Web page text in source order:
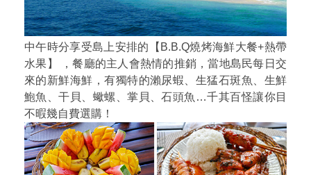
中午時分享受島上安排的【B.B.Q燒烤海鮮大餐+熱帶
水果】 ，餐廳的主人會熱情的推銷，當地島民每日交
來的新鮮海鮮，有獨特的瀨尿蝦、生猛石斑魚、生鮮
鮑魚、干貝、蠍螺、掌貝、石頭魚…千其百怪讓你目
不暇幾自費選購！